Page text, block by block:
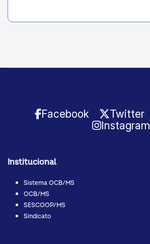
Facebook Twitter
Instagram
Institucional
Sistema OCB/MS
OCB/MS
SESCOOP/MS
Sindicato